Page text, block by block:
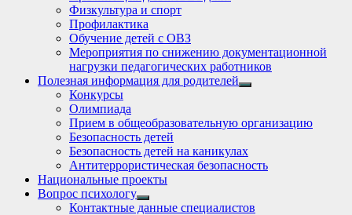
Физкультура и спорт
Профилактика
Обучение детей с ОВЗ
Мероприятия по снижению документационной
нагрузки педагогических работников
Полезная информация для родителей
Show
Конкурсы
Олимпиада
Прием в общеобразовательную организацию
Безопасность детей
Безопасность детей на каникулах
Антитеррористическая безопасность
Национальные проекты
Вопрос психологу
Show
Контактные данные специалистов